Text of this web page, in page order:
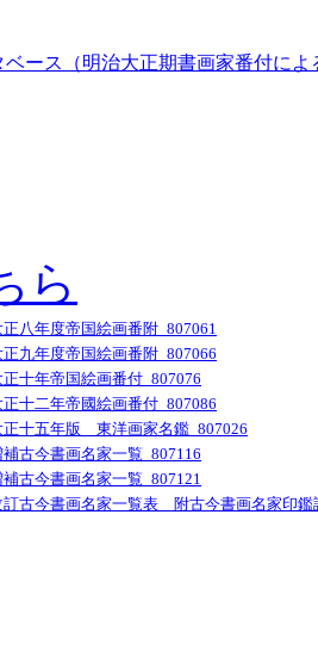
ース（明治大正期書画家番付によ
ら
正八年度帝国絵画番附_807061
正九年度帝国絵画番附_807066
正十年帝国絵画番付_807076
正十二年帝國絵画番付_807086
正十五年版 東洋画家名鑑_807026
補古今書画名家一覧_807116
補古今書画名家一覧_807121
訂古今書画名家一覧表 附古今書画名家印鑑